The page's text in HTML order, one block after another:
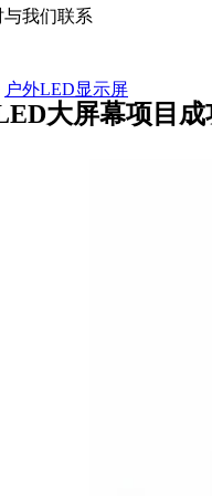
我们联系
户外LED显示屏
大屏幕项目